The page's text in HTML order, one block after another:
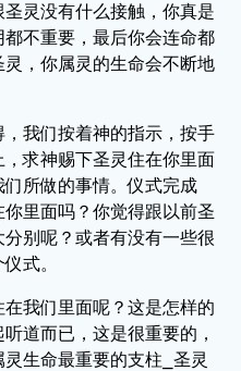
灵没有什么接触，你真是
不重要，最后你会连命都
，你属灵的生命会不断地
我们按着神的指示，按手
求神赐下圣灵住在你里面
所做的事情。仪式完成
里面吗？你觉得跟以前圣
别呢？或者有没有一些很
式。
我们里面呢？这是怎样的
道而已，这是很重要的，
生命最重要的支柱⎯圣灵